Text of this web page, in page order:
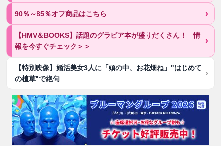
90％～85％オフ商品はこちら
【HMV＆BOOKS】話題のグラビア本が盛りだくさん！ 情
報を今すぐチェック＞＞
【特別映像】婚活美女3人に「頭の中、お花畑ね」"はじめて
の植草"で絶句